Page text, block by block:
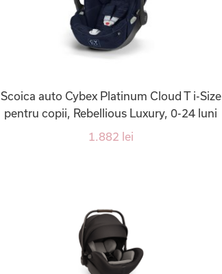
Scoica auto Cybex Platinum Cloud T i-Size
pentru copii, Rebellious Luxury, 0-24 luni
1.882 lei